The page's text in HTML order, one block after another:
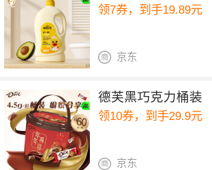
领7券，到手19.89元
京东
德芙黑巧克力桶装
领10券，到手29.9元
京东